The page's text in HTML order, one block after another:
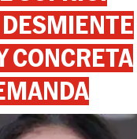
CONCRETA